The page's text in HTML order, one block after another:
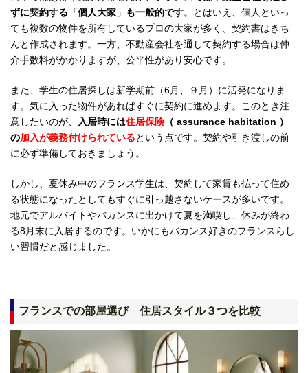
ずに契約する「個人大家」も一般的です。とはいえ、個人といっ
ても複数の物件を所有しているプロの大家が多く、契約書はきち
んと作成されます。一方、不動産会社を通して契約する場合は仲
介手数料がかかりますが、公平性があり安心です。
また、学生の住居探しは新学期前（6月、９月）に活発になりま
す。気に入った物件があればすぐに契約に進めます。このとき注
意したいのが、
入居時には住居保険（ assurance habitation ）
の加入が義務付けられているという点です。契約や引き渡しの前
に必ず準備しておきましょう。
しかし、夏休み中のフランス学生は、契約して家賃も払って住め
る状態になったとしてもすぐに引っ越さないケースが多いです。
地元でアルバイトやバカンスに出かけて夏を満喫し、休みが終わ
る8月末に入居するのです。いかにもバカンス好きのフランスらし
い習慣だと感じました。
フランスでの部屋選び 住居スタイル３つを比較